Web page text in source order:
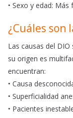
• Sexo y edad:
¿Cuáles son
Las causas del
su origen es
encuentran:
• Causa
• Superficialidad
• Pacientes